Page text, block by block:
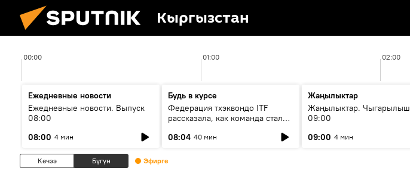
Кыргызстан
00:00 01:00 02:00
Ежедневные новости
Ежедневные новости. Выпуск
08:00
08:00 4 мин
Будь в курсе
Федерация тхэквондо ITF
рассказала, как команда стала
08:04 40 мин
Жаңылыктар
Жаңылыктар. Чыгарылыш
09:00
09:00 4 мин
Кечээ Бүгүн Эфирге